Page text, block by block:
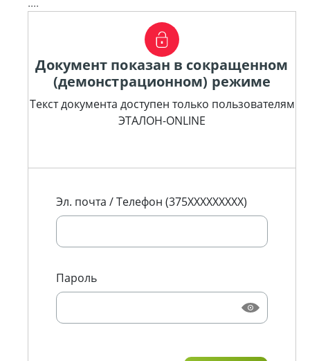
Документ показан в сокращенном
(демонстрационном) режиме
Текст документа доступен только пользователям
ЭТАЛОН-ONLINE
Эл. почта / Телефон (375XXXXXXXXX)
Пароль